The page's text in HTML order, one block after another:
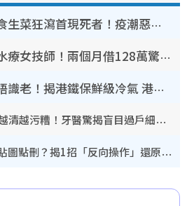
奪命寄生蟲｜食生菜狂瀉首現死者！疫潮惡化錄1.8萬宗病例 揭洗菜3大謬誤
銀行高層戀上水療女技師！兩個月借128萬驚覺「沉船」沉落火海 揭背後疑似邪教操控賣淫
內地客歎港人唔識老！揭港鐵保鮮級冷氣 港人求放過：咪投訴
牙線棒亂用隨時越清越污糟！牙醫驚揭盲目過戶細菌恐致蛀牙：呢種先係日常真保養
WhatsApp預設貼圖點刪？揭1招「反向操作」還原簡潔介面 附3步實測教學